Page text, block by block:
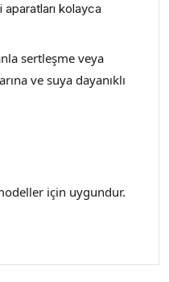
kolayca
sertleşme veya
ve suya dayanıklı
için uygundur.